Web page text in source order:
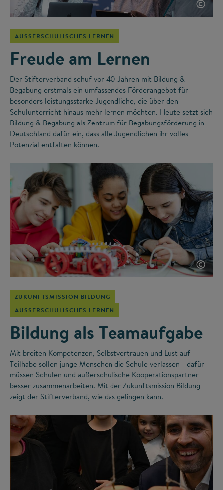
©
AUSSERSCHULISCHES LERNEN
Freude am Lernen
Der Stifterverband schuf vor 40 Jahren mit Bildung &
Begabung erstmals ein umfassendes Förderangebot für
besonders leistungsstarke Jugendliche, die über den
Schulunterricht hinaus mehr lernen möchten. Heute setzt sich
Bildung & Begabung als Zentrum für Begabungsförderung in
Deutschland dafür ein, dass alle Jugendlichen ihr volles
Potenzial entfalten können.
©
ZUKUNFTSMISSION BILDUNG
AUSSERSCHULISCHES LERNEN
Bildung als Teamaufgabe
Mit breiten Kompetenzen, Selbstvertrauen und Lust auf
Teilhabe sollen junge Menschen die Schule verlassen - dafür
müssen Schulen und außerschulische Kooperationspartner
besser zusammenarbeiten. Mit der Zukunftsmission Bildung
zeigt der Stifterverband, wie das gelingen kann.